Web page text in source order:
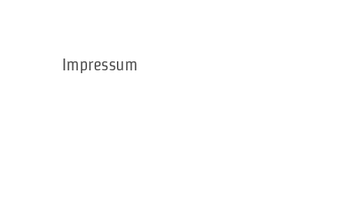
Impressum